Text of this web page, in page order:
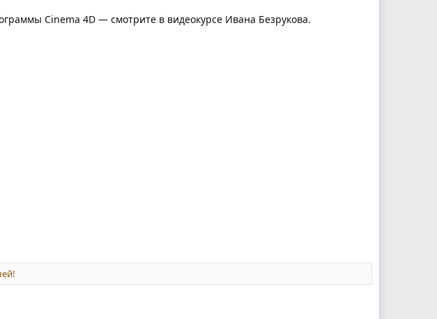
Cinema 4D — смотрите в видеокурсе Ивана Безрукова.